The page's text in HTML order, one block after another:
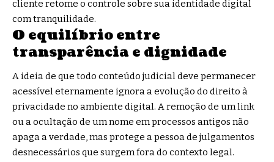
cliente retome o controle sobre sua identidade digital
com tranquilidade.
O equilíbrio entre
transparência e dignidade
A ideia de que todo conteúdo judicial deve permanecer
acessível eternamente ignora a evolução do direito à
privacidade no ambiente digital. A remoção de um link
ou a ocultação de um nome em processos antigos não
apaga a verdade, mas protege a pessoa de julgamentos
desnecessários que surgem fora do contexto legal.